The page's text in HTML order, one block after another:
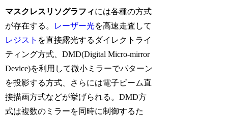
マスクレスリソグラフィには各種の方式
が存在する。
レーザー光を高速走査して
レジスト を直接露光するダイレクトライ
ティング方式、DMD(Digital Micro-mirror
Device)を利用して微小ミラーでパターン
を投影する方式、さらには電子ビーム直
接描画方式などが挙げられる。DMD方
式は複数のミラーを同時に制御するた